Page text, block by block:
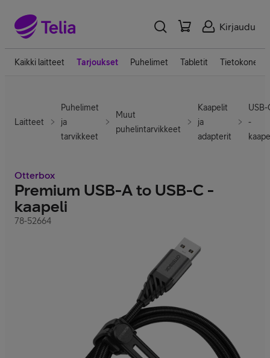
Kirjaudu
Kaikki laitteet Tarjoukset Puhelimet Tabletit Tietokoneet
Laitteet
Puhelimet
ja
tarvikkeet
Muut
puhelintarvikkeet
Kaapelit
ja
adapterit
USB-
-
Otterbox
Premium USB-A to USB-C -
kaapeli
78-52664